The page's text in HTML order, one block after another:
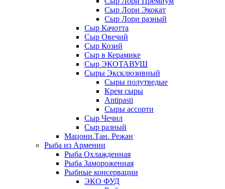
Сыр Лори Экокат
Сыр Лори разный
Сыр Качотта
Сыр Овечий
Сыр Козий
Сыр в Керамике
Сыр ЭКОТАВУШ
Сыры Эксклюзивный
Сыры полутведые
Крем сыры
Antipasti
Сыры ассорти
Сыр Чечил
Сыр разный
Мацони.Тан. Режан
Рыба из Армении
Рыба Охлажденная
Рыба Замороженная
Рыбные консервации
ЭКО ФУД